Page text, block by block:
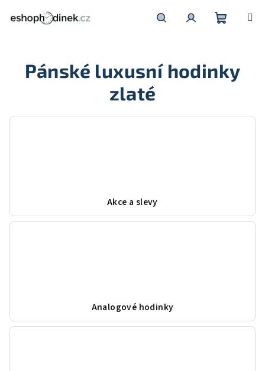
košík
Pánské luxusní hodinky
zlaté
Akce a slevy
Analogové hodinky